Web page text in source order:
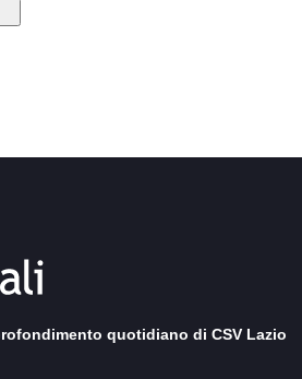
quotidiano di CSV Lazio